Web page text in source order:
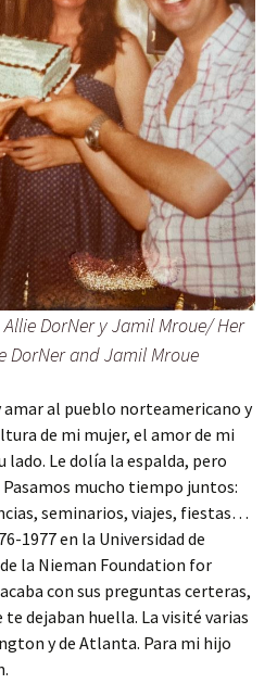
DorNer y Jamil Mroue/ Her
DorNer and Jamil Mroue
amar al pueblo norteamericano y
de mi mujer, el amor de mi
lado. Le dolía la espalda, pero
mucho tiempo juntos:
seminarios, viajes, fiestas…
1977 en la Universidad de
la Nieman Foundation for
con sus preguntas certeras,
dejaban huella. La visité varias
y de Atlanta. Para mi hijo